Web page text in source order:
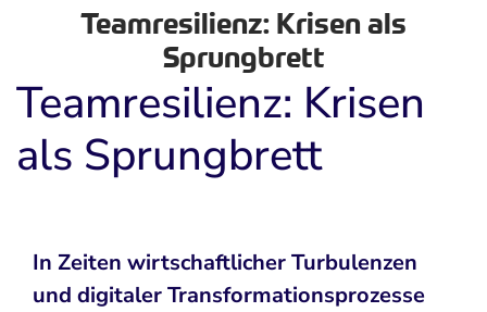
Teamresilienz: Krisen als
Sprungbrett
Teamresilienz: Krisen
als Sprungbrett
In Zeiten wirtschaftlicher Turbulenzen
und digitaler Transformationsprozesse